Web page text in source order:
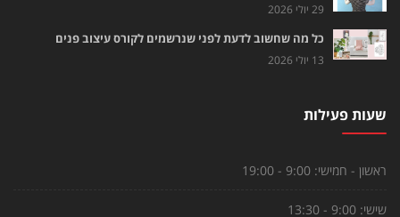
29 יולי 2026
כל מה שחשוב לדעת לפני שנרשמים לקורס עיצוב פנים
13 יולי 2026
שעות פעילות
ראשון - חמישי: 9:00 - 19:00
שישי: 9:00 - 13:30